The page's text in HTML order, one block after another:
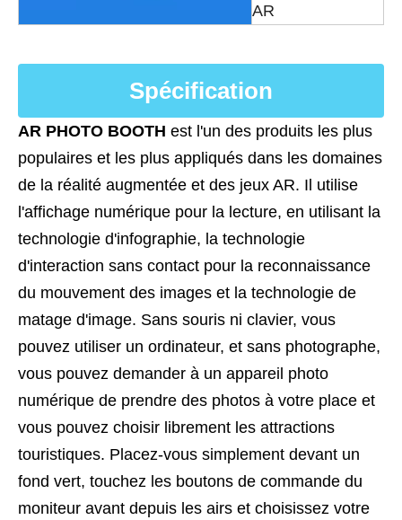
AR
Spécification
AR PHOTO BOOTH est l'un des produits les plus
populaires et les plus appliqués dans les domaines
de la réalité augmentée et des jeux AR. Il utilise
l'affichage numérique pour la lecture, en utilisant la
technologie d'infographie, la technologie
d'interaction sans contact pour la reconnaissance
du mouvement des images et la technologie de
matage d'image. Sans souris ni clavier, vous
pouvez utiliser un ordinateur, et sans photographe,
vous pouvez demander à un appareil photo
numérique de prendre des photos à votre place et
vous pouvez choisir librement les attractions
touristiques. Placez-vous simplement devant un
fond vert, touchez les boutons de commande du
moniteur avant depuis les airs et choisissez votre